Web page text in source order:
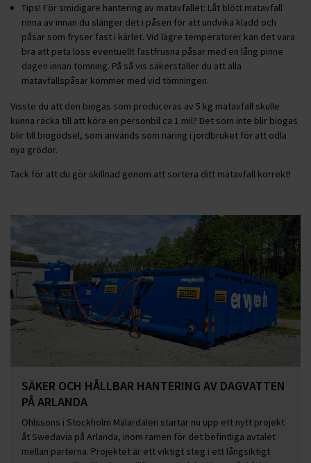
Tips! För smidigare hantering av matavfallet: Låt blött matavfall
rinna av innan du slänger det i påsen för att undvika kladd och
påsar som fryser fast i kärlet. Vid lägre temperaturer kan det vara
bra att peta loss eventuellt fastfrusna påsar med en lång pinne
dagen innan tömning. På så vis säkerställer du att alla
matavfallspåsar kommer med vid tömningen.
Visste du att den biogas som produceras av 5 kg matavfall skulle
kunna räcka till att köra en personbil ca 1 mil? Det som inte blir biogas
blir till biogödsel, som används som näring i jordbruket för att odla
nya grödor.
Tack för att du gör skillnad genom att sortera ditt matavfall korrekt!
SÄKER OCH HÅLLBAR HANTERING AV DAGVATTEN
PÅ ARLANDA
Ohlssons i Stockholm Mälardalen startar nu upp ett nytt projekt
åt Swedavia på Arlanda, inom ramen för det befintliga avtalet
mellan parterna. Projektet är ett viktigt steg i ett långsiktigt